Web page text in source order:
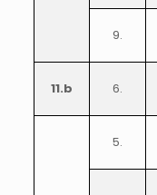
9.
11.b 6.
5.